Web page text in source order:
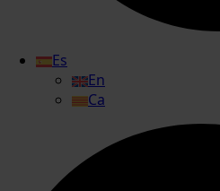
Es
En
Ca